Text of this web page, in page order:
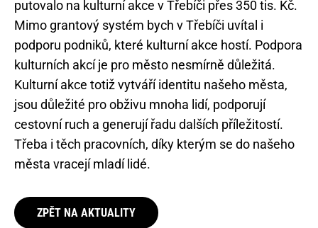
putovalo na kulturní akce v Třebíči přes 350 tis. Kč.
Mimo grantový systém bych v Třebíči uvítal i
podporu podniků, které kulturní akce hostí. Podpora
kulturních akcí je pro město nesmírně důležitá.
Kulturní akce totiž vytváří identitu našeho města,
jsou důležité pro obživu mnoha lidí, podporují
cestovní ruch a generují řadu dalších příležitostí.
Třeba i těch pracovních, díky kterým se do našeho
města vracejí mladí lidé.
ZPĚT NA AKTUALITY